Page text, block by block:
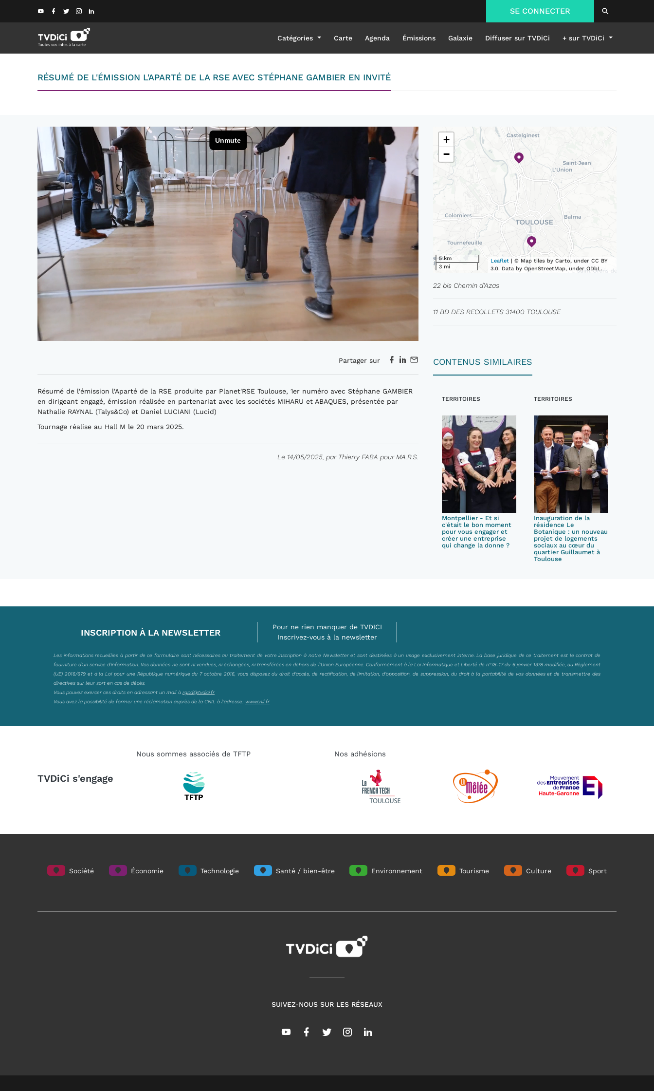
SE CONNECTER
Catégories Carte Agenda Émissions Galaxie Diffuser sur TVDiCi + sur TVDiCi
RÉSUMÉ DE L'ÉMISSION L'APARTÉ DE LA RSE AVEC STÉPHANE GAMBIER EN INVITÉ
Partager sur
Résumé de l'émission l'Aparté de la RSE produite par Planet'RSE Toulouse, 1er numéro avec Stéphane GAMBIER
en dirigeant engagé, émission réalisée en partenariat avec les sociétés MIHARU et ABAQUES, présentée par
Nathalie RAYNAL (Talys&Co) et Daniel LUCIANI (Lucid)
Tournage réalise au Hall M le 20 mars 2025.
Le 14/05/2025, par Thierry FABA pour MA.R.S.
+
−
5 km
3 mi
Leaflet | © Map tiles by Carto, under CC BY
3.0. Data by OpenStreetMap, under ODbL.
22 bis Chemin d'Azas
11 BD DES RECOLLETS 31400 TOULOUSE
CONTENUS SIMILAIRES
TERRITOIRES
Montpellier - Et si
c'était le bon moment
pour vous engager et
créer une entreprise
qui change la donne ?
TERRITOIRES
Inauguration de la
résidence Le
Botanique : un nouveau
projet de logements
sociaux au cœur du
quartier Guillaumet à
Toulouse
INSCRIPTION À LA NEWSLETTER
Pour ne rien manquer de TVDICI
Inscrivez-vous à la newsletter
Les informations recueillies à partir de ce formulaire sont nécessaires au traitement de votre inscription à notre Newsletter et sont destinées à un usage exclusivement interne. La base juridique de ce traitement est le contrat de
fourniture d’un service d’information. Vos données ne sont ni vendues, ni échangées, ni transférées en dehors de l’Union Européenne. Conformément à la Loi Informatique et Liberté de n°78-17 du 6 janvier 1978 modifiée, au Règlement
(UE) 2016/679 et à la Loi pour une République numérique du 7 octobre 2016, vous disposez du droit d’accès, de rectification, de limitation, d’opposition, de suppression, du droit à la portabilité de vos données et de transmettre des
directives sur leur sort en cas de décès.
Vous pouvez exercer ces droits en adressant un mail à rgpd@tvdici.fr
Vous avez la possibilité de former une réclamation auprès de la CNIL à l’adresse: www.cnil.fr
TVDiCi s'engage
Nous sommes associés de TFTP Nos adhésions
Société Économie Technologie Santé / bien-être Environnement Tourisme Culture Sport
SUIVEZ-NOUS SUR LES RÉSEAUX